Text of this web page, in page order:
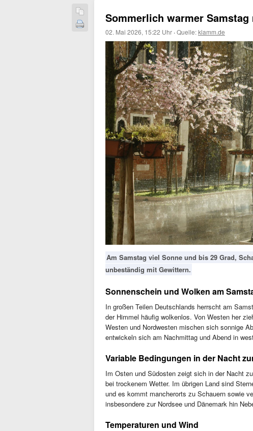
Sommerlich warmer
02. Mai 2026, 15:22 Uhr ·Quelle:klamm.de
Am Samstag viel Sonne und bis 29 Grad,
unbeständig mit Gewittern.
Sonnenschein und Wolken am
In großen Teilen Deutschlands herrscht am
der Himmel häufig wolkenlos. Von Westen her
Westen und Nordwesten mischen sich sonnige
entwickeln sich am Nachmittag und Abend in
Variable Bedingungen in der Nacht
Im Osten und Südosten zeigt sich in der Nacht
bei trockenem Wetter. Im übrigen Land sind
und es kommt mancherorts zu Schauern sowie
insbesondere zur Nordsee und Dänemark hin
Temperaturen und Wind